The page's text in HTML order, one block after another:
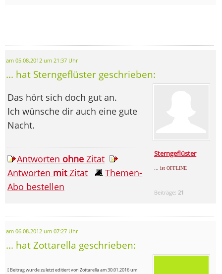
am 05.08.2012 um 21:37 Uhr
... hat Sterngeflüster geschrieben:
Sterngeflüster
... ist OFFLINE
Beiträge: 21
Das hört sich doch gut an.
Ich wünsche dir auch eine gute
Nacht.
Antworten ohne Zitat
Antworten mitZitat
Themen-
Abo bestellen
am 06.08.2012 um 07:27 Uhr
... hat Zottarella geschrieben:
[ Beitrag wurde zuletzt editiert von Zottarella am 30.01.2016 um